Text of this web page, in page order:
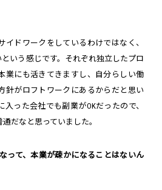
イドワークをしているわけではなく、
いう感じです。それぞれ独立したプロ
業にも活きてきますし、自分らしい働
針がロフトワークにあるからだと思い
った会社でも副業がOKだったので、
だなと思っていました。
って、本業が疎かになることはないん